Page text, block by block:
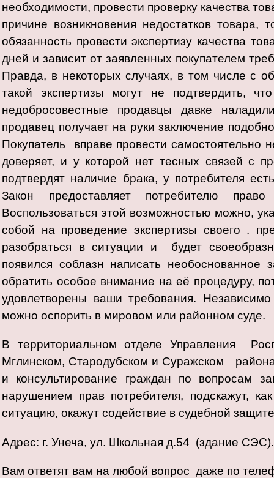
необходимости, провести проверку качества
причине возникновения недостатков товара,
обязанность провести экспертизу качества
дней и зависит от заявленных покупателем
Правда, в некоторых случаях, в том числе с
такой экспертизы могут не подтвердить,
недобросовестные продавцы давке
продавец получает на pyки заключение
Покупатель вправе провести самостоятельно
доверяет, и у которой нет тесных связей с
подтвердят наличие брака, у потребителя
Закон предоставляет потребителю
Воспользоваться этой возможностью можно,
собой на проведение экспертизы своего .
разобраться в ситуации и будет
появился соблазн написать
обратить особое внимание на её процедуру,
удовлетворены ваши требования.
можно оспорить в мировом или районном суде.
В территориальном отделе Управления
Мглинском, Стародубском и Суражском
и консультирование граждан по вопросам
нарушением прав потребителя, подскажут,
ситуацию, окажут содействие в судебной
Адрес: г. Унеча, ул. Школьная д.54 (здание СЭС).
Вам ответят вам на любой вопрос даже по